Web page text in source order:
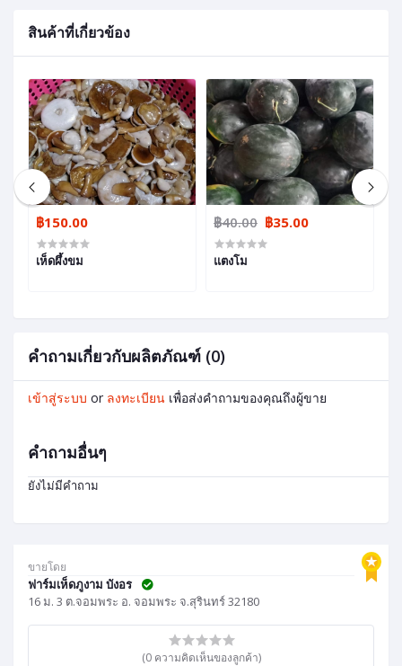
ขายโดย
ฟาร์มเห็ดภูงาม บังอร
16 ม. 3 ต.จอมพระ อ. จอมพระ จ.สุรินทร์ 32180
(0 ความคิดเห็นของลูกค้า)
สินค้าที่เกี่ยวข้อง
฿150.00
เห็ดผึ้งขม
฿40.00 ฿35.00
แตงโม
คำถามเกี่ยวกับผลิตภัณฑ์ (0)
เข้าสู่ระบบ or ลงทะเบียน เพื่อส่งคำถามของคุณถึงผู้ขาย
คำถามอื่นๆ
ยังไม่มีคำถาม